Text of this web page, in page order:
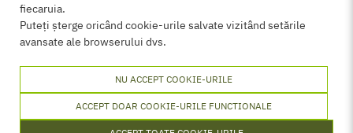
fiecaruia.
Puteți șterge oricând cookie-urile salvate vizitând setările
avansate ale browserului dvs.
NU ACCEPT COOKIE-URILE
ACCEPT DOAR COOKIE-URILE FUNCTIONALE